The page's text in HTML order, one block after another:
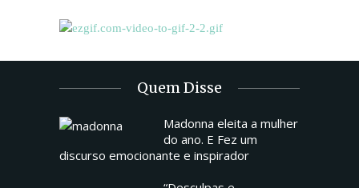
Quem Disse
Madonna eleita a mulher
do ano. E Fez um
discurso emocionante e inspirador